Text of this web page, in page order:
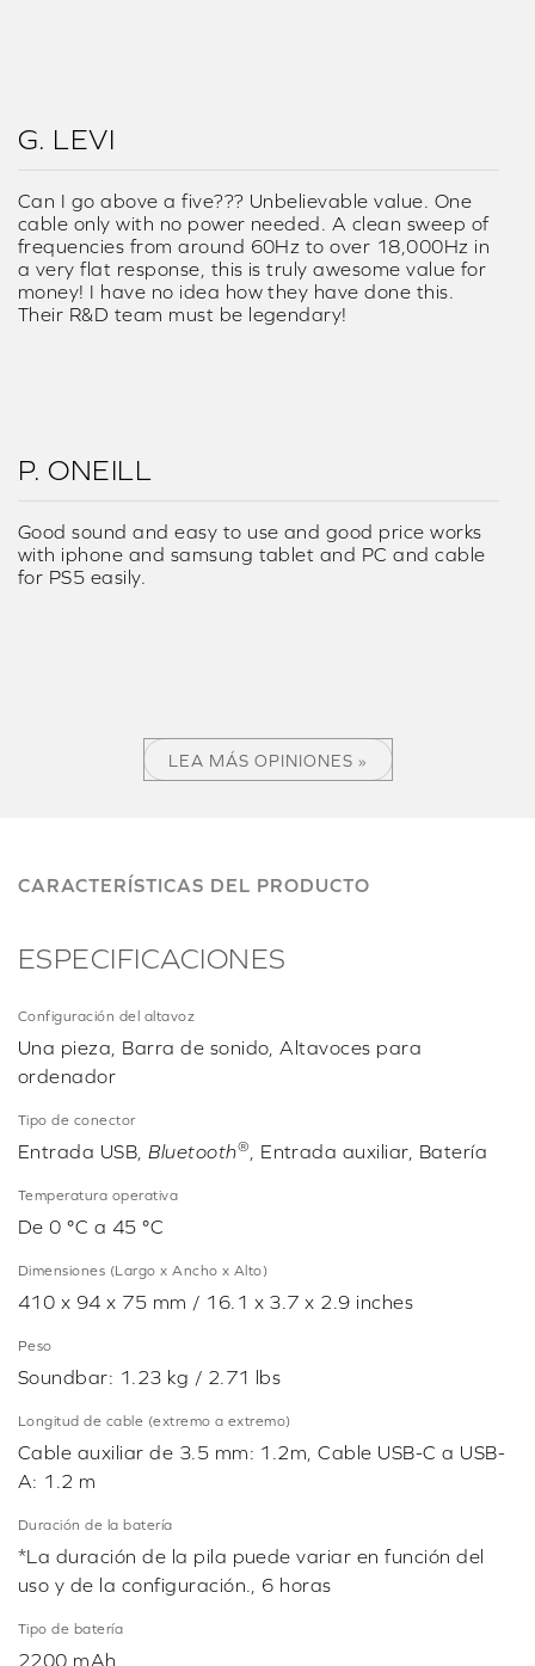
G. LEVI
Can I go above a five??? Unbelievable value. One
cable only with no power needed. A clean sweep of
frequencies from around 60Hz to over 18,000Hz in
a very flat response, this is truly awesome value for
money! I have no idea how they have done this.
Their R&D team must be legendary!
P. ONEILL
Good sound and easy to use and good price works
with iphone and samsung tablet and PC and cable
for PS5 easily.
LEA MÁS OPINIONES »
CARACTERÍSTICAS DEL PRODUCTO
ESPECIFICACIONES
Configuración del altavoz
Una pieza, Barra de sonido, Altavoces para
ordenador
Tipo de conector
Entrada USB,Bluetooth® , Entrada auxiliar, Batería
Temperatura operativa
De 0 °C a 45 °C
Dimensiones (Largo x Ancho x Alto)
410 x 94 x 75 mm / 16.1 x 3.7 x 2.9 inches
Peso
Soundbar: 1.23 kg / 2.71 lbs
Longitud de cable (extremo a extremo)
Cable auxiliar de 3.5 mm: 1.2m, Cable USB-C a USB-
A: 1.2 m
Duración de la batería
*La duración de la pila puede variar en función del
uso y de la configuración., 6 horas
Tipo de batería
2200 mAh